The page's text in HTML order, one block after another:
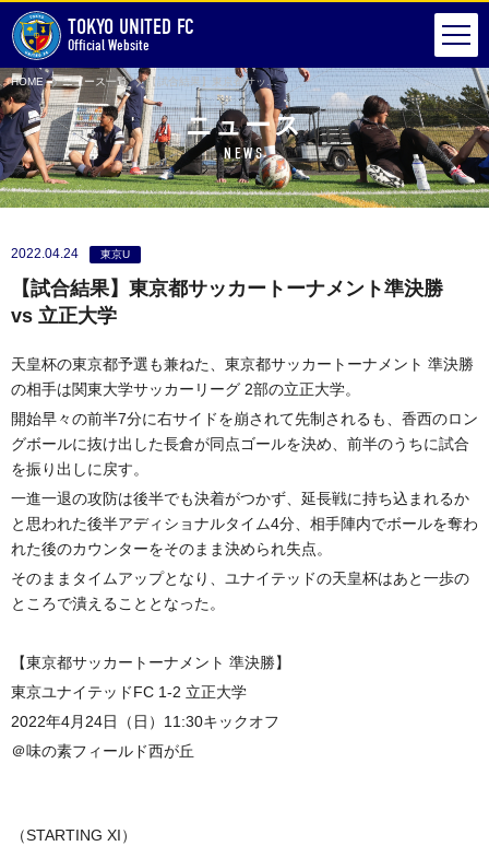
TOKYO UNITED FC
Official Website
HOME ニュース一覧 【試合結果】東京都サッカートーナメント準決勝 vs 立正大学
ニュース
NEWS
2022.04.24 東京U
【試合結果】東京都サッカートーナメント準決勝
vs 立正大学
天皇杯の東京都予選も兼ねた、東京都サッカートーナメント 準決勝
の相手は関東大学サッカーリーグ 2部の立正大学。
開始早々の前半7分に右サイドを崩されて先制されるも、香西のロン
グボールに抜け出した長倉が同点ゴールを決め、前半のうちに試合
を振り出しに戻す。
一進一退の攻防は後半でも決着がつかず、延長戦に持ち込まれるか
と思われた後半アディショナルタイム4分、相手陣内でボールを奪わ
れた後のカウンターをそのまま決められ失点。
そのままタイムアップとなり、ユナイテッドの天皇杯はあと一歩の
ところで潰えることとなった。
【東京都サッカートーナメント 準決勝】
東京ユナイテッドFC 1-2 立正大学
2022年4月24日（日）11:30キックオフ
＠味の素フィールド西が丘
（STARTING XI）